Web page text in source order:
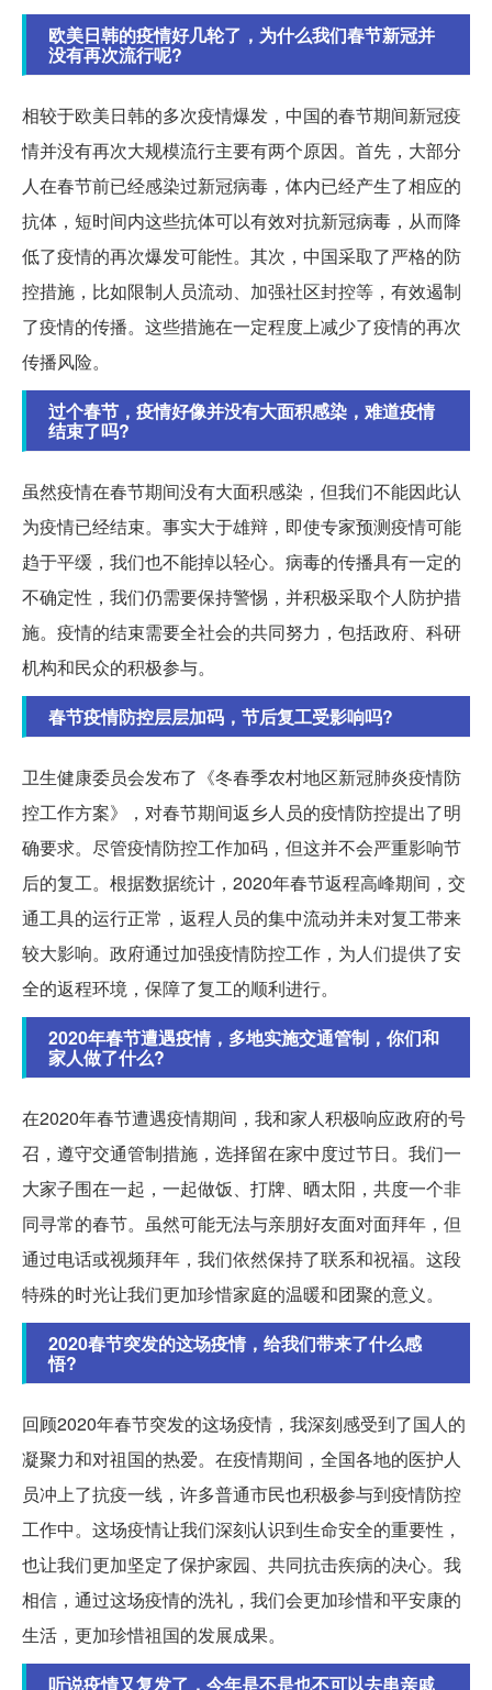
欧美日韩的疫情好几轮了，为什么我们春节新冠并
没有再次流行呢?
相较于欧美日韩的多次疫情爆发，中国的春节期间新冠疫
情并没有再次大规模流行主要有两个原因。首先，大部分
人在春节前已经感染过新冠病毒，体内已经产生了相应的
抗体，短时间内这些抗体可以有效对抗新冠病毒，从而降
低了疫情的再次爆发可能性。其次，中国采取了严格的防
控措施，比如限制人员流动、加强社区封控等，有效遏制
了疫情的传播。这些措施在一定程度上减少了疫情的再次
传播风险。
过个春节，疫情好像并没有大面积感染，难道疫情
结束了吗?
虽然疫情在春节期间没有大面积感染，但我们不能因此认
为疫情已经结束。事实大于雄辩，即使专家预测疫情可能
趋于平缓，我们也不能掉以轻心。病毒的传播具有一定的
不确定性，我们仍需要保持警惕，并积极采取个人防护措
施。疫情的结束需要全社会的共同努力，包括政府、科研
机构和民众的积极参与。
春节疫情防控层层加码，节后复工受影响吗?
卫生健康委员会发布了《冬春季农村地区新冠肺炎疫情防
控工作方案》，对春节期间返乡人员的疫情防控提出了明
确要求。尽管疫情防控工作加码，但这并不会严重影响节
后的复工。根据数据统计，2020年春节返程高峰期间，交
通工具的运行正常，返程人员的集中流动并未对复工带来
较大影响。政府通过加强疫情防控工作，为人们提供了安
全的返程环境，保障了复工的顺利进行。
2020年春节遭遇疫情，多地实施交通管制，你们和
家人做了什么?
在2020年春节遭遇疫情期间，我和家人积极响应政府的号
召，遵守交通管制措施，选择留在家中度过节日。我们一
大家子围在一起，一起做饭、打牌、晒太阳，共度一个非
同寻常的春节。虽然可能无法与亲朋好友面对面拜年，但
通过电话或视频拜年，我们依然保持了联系和祝福。这段
特殊的时光让我们更加珍惜家庭的温暖和团聚的意义。
2020春节突发的这场疫情，给我们带来了什么感
悟?
回顾2020年春节突发的这场疫情，我深刻感受到了国人的
凝聚力和对祖国的热爱。在疫情期间，全国各地的医护人
员冲上了抗疫一线，许多普通市民也积极参与到疫情防控
工作中。这场疫情让我们深刻认识到生命安全的重要性，
也让我们更加坚定了保护家园、共同抗击疾病的决心。我
相信，通过这场疫情的洗礼，我们会更加珍惜和平安康的
生活，更加珍惜祖国的发展成果。
听说疫情又复发了，今年是不是也不可以去串亲戚